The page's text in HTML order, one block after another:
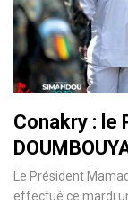
Conakry : le
Le Président
effectué ce mardi